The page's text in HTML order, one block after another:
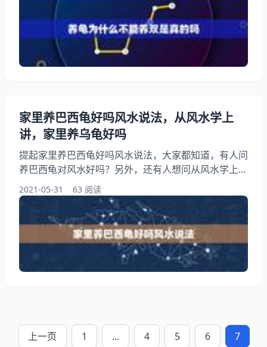
网，下面就一起来看看巴西龟为什么不能养双？希望能
够帮助到大家！ 养龟为什么不能养双是真的吗 巴西龟
可以养双只，最好是一只雌一只雄龟，一对。巴西龟不
能养双，是因为巴西龟很凶，会大龟吃小龟。
家里养巴西龟好吗风水说法，从风水学上
讲，家里养乌龟好吗
提起家里养巴西龟好吗风水说法，大家都知道，有人问
养巴西龟对风水好吗？另外，还有人想问从风水学上
讲，家里养乌龟好吗？你知道这是怎么回事？其实家里
养乌龟有什么讲究吗，下面就一起来看看从风水学上
讲，家里养乌龟好吗，希望能够帮助到大家！ 家里养
巴西龟好吗风水说法 家里养乌龟对风水好不好。 养乌
龟对风水有什么讲究巴西龟旺财吗。 养在鱼缸内的
龟，如巴西龟养在特定的位置，最好摆在要火的方位
2021-05-31 63 阅读
上一页 1 ... 4 5 6 7